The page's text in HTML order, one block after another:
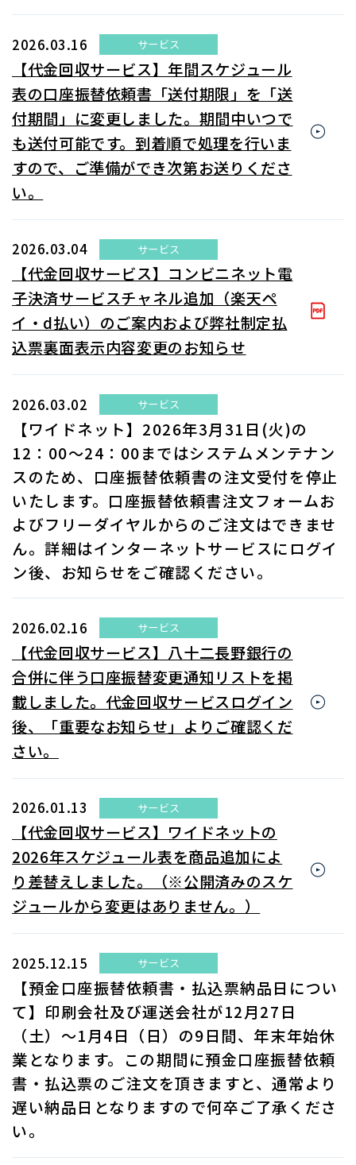
2026.03.16 サービス
【代金回収サービス】年間スケジュール
表の口座振替依頼書「送付期限」を「送
付期間」に変更しました。期間中いつで
も送付可能です。到着順で処理を行いま
すので、ご準備ができ次第お送りくださ
い。
2026.03.04 サービス
【代金回収サービス】コンビニネット電
子決済サービスチャネル追加（楽天ペ
イ・d払い）のご案内および弊社制定払
込票裏面表示内容変更のお知らせ
2026.03.02 サービス
【ワイドネット】2026年3月31日(火)の
12：00～24：00まではシステムメンテナン
スのため、口座振替依頼書の注文受付を停止
いたします。口座振替依頼書注文フォームお
よびフリーダイヤルからのご注文はできませ
ん。詳細はインターネットサービスにログイ
ン後、お知らせをご確認ください。
2026.02.16 サービス
【代金回収サービス】八十二長野銀行の
合併に伴う口座振替変更通知リストを掲
載しました。代金回収サービスログイン
後、「重要なお知らせ」よりご確認くだ
さい。
2026.01.13 サービス
【代金回収サービス】ワイドネットの
2026年スケジュール表を商品追加によ
り差替えしました。（※公開済みのスケ
ジュールから変更はありません。）
2025.12.15 サービス
【預金口座振替依頼書・払込票納品日につい
て】印刷会社及び運送会社が12月27日
（土）～1月4日（日）の9日間、年末年始休
業となります。この期間に預金口座振替依頼
書・払込票のご注文を頂きますと、通常より
遅い納品日となりますので何卒ご了承くださ
い。